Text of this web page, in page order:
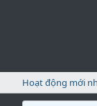
Hoạt động mới